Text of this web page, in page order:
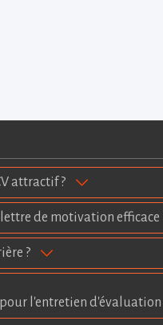
attractif ?
de motivation efficace
?
l'entretien d'évaluation